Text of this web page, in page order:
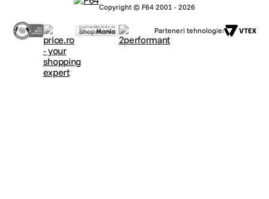
Copyright © F64 2001 - 2026
Parteneri tehnologie: